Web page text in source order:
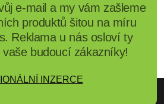
e-mail a my vám zašleme
produktů šitou na míru
Reklama u nás osloví ty
budoucí zákazníky!
INZERCE